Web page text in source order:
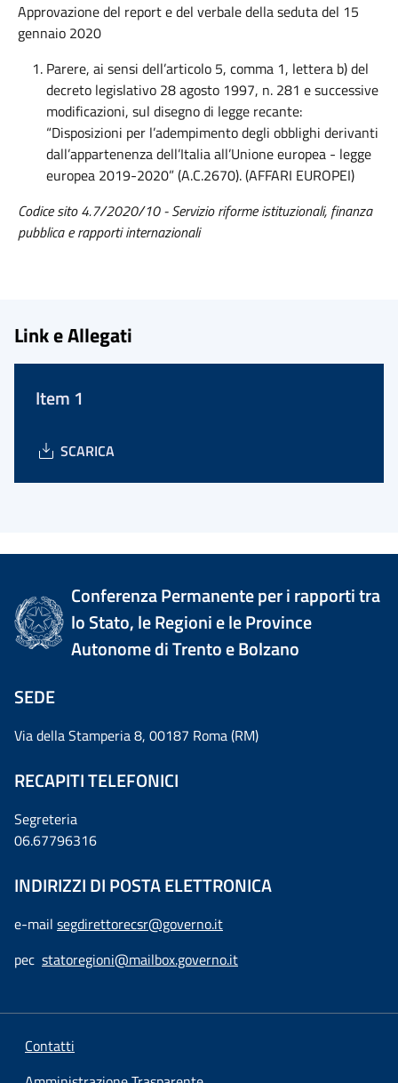
Approvazione del report e del verbale della seduta del 15
gennaio 2020
Parere, ai sensi dell’articolo 5, comma 1, lettera b) del
decreto legislativo 28 agosto 1997, n. 281 e successive
modificazioni, sul disegno di legge recante:
“Disposizioni per l’adempimento degli obblighi derivanti
dall’appartenenza dell’Italia all’Unione europea - legge
europea 2019-2020” (A.C.2670). (AFFARI EUROPEI)
Codice sito 4.7/2020/10 - Servizio riforme istituzionali, finanza
pubblica e rapporti internazionali
Link e Allegati
Item 1
SCARICA
Conferenza Permanente per i rapporti tra
lo Stato, le Regioni e le Province
Autonome di Trento e Bolzano
SEDE
Via della Stamperia 8, 00187 Roma (RM)
RECAPITI TELEFONICI
Segreteria
06.67796316
INDIRIZZI DI POSTA ELETTRONICA
e-mail segdirettorecsr@governo.it
pec statoregioni@mailbox.governo.it
Contatti